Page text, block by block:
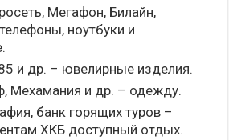
Мегафон, Билайн,
ноутбуки и
и др. – ювелирные изделия.
Мехамания и др. – одежду.
банк горящих туров –
ХКБ доступный отдых.